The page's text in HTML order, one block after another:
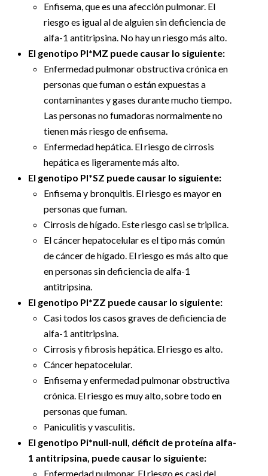
Enfisema, que es una afección pulmonar. El
riesgo es igual al de alguien sin deficiencia de
alfa-1 antitripsina. No hay un riesgo más alto.
El genotipo PI*MZ puede causar lo siguiente:
Enfermedad pulmonar obstructiva crónica en
personas que fuman o están expuestas a
contaminantes y gases durante mucho tiempo.
Las personas no fumadoras normalmente no
tienen más riesgo de enfisema.
Enfermedad hepática. El riesgo de cirrosis
hepática es ligeramente más alto.
El genotipo PI*SZ puede causar lo siguiente:
Enfisema y bronquitis. El riesgo es mayor en
personas que fuman.
Cirrosis de hígado. Este riesgo casi se triplica.
El cáncer hepatocelular es el tipo más común
de cáncer de hígado. El riesgo es más alto que
en personas sin deficiencia de alfa-1
antitripsina.
El genotipo PI*ZZ puede causar lo siguiente:
Casi todos los casos graves de deficiencia de
alfa-1 antitripsina.
Cirrosis y fibrosis hepática. El riesgo es alto.
Cáncer hepatocelular.
Enfisema y enfermedad pulmonar obstructiva
crónica. El riesgo es muy alto, sobre todo en
personas que fuman.
Paniculitis y vasculitis.
El genotipo Pi*null-null, déficit de proteína alfa-
1 antitripsina, puede causar lo siguiente:
Enfermedad pulmonar. El riesgo es casi del